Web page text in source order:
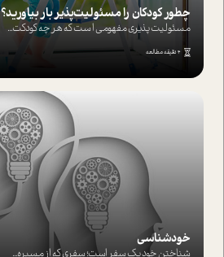
چطور کودکان را مسئولیت‌پذیر بار بیاورید؟
مسئولیت پذیری مفهومی ا ست که هر چه کودکت...
4 دقیقه مطالعه
خودشناسی
شناختن خود یک سفر است؛ سفری که از مسیره...